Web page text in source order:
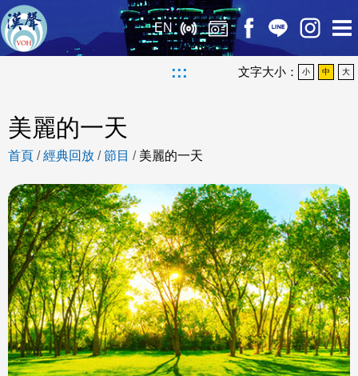
EN
::: 文字大小： 小 中 大
美麗的一天
首頁 /經典回放 /節目 / 美麗的一天